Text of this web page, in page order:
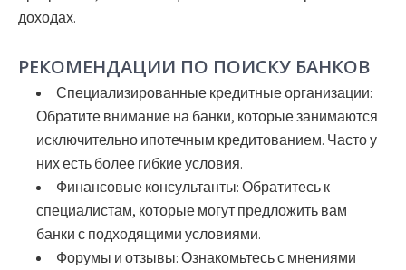
доходах.
РЕКОМЕНДАЦИИ ПО ПОИСКУ БАНКОВ
Специализированные кредитные организации:
Обратите внимание на банки, которые занимаются
исключительно ипотечным кредитованием. Часто у
них есть более гибкие условия.
Финансовые консультанты:Обратитесь к
специалистам, которые могут предложить вам
банки с подходящими условиями.
Форумы и отзывы:Ознакомьтесь с мнениями